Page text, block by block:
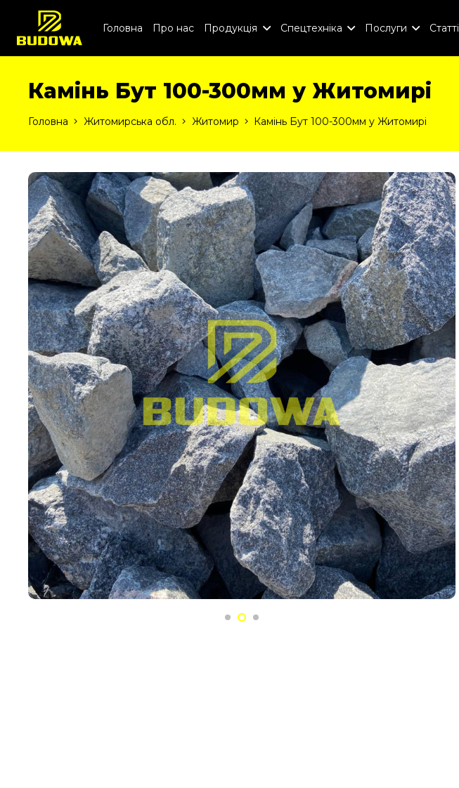
Головна Про нас Продукція Спецтехніка Послуги Статті
Камінь Бут 100-300мм у Житомирі
Головна Житомирська обл. Житомир Камінь Бут 100-300мм у Житомирі